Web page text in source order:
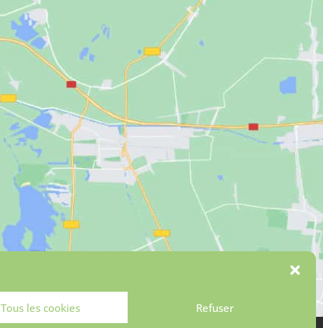
Tous les cookies Refuser